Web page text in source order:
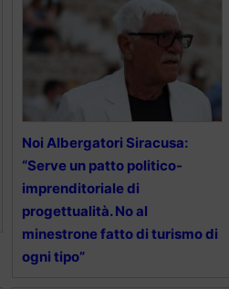
Noi Albergatori Siracusa:
“Serve un patto politico-
imprenditoriale di
progettualità. No al
minestrone fatto di turismo di
ogni tipo”